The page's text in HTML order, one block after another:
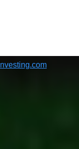
Investing.com